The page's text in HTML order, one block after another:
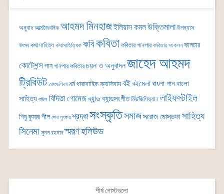
অনুবাদ আত্মজৈবনিক আহমদ মিনহাজইলিয়াস কমলউক্তিমালা উপন্যাস
উৎসব কথাসাহিত্য কথাসাহিত্যিক কবিকবিতা কবিতার গানপার কবিতার সংকলন কালচার
কোটেশন্সগান গানপার কবিতার চয়ন ও অনুবাদনজাহেদ আহমদ
ট্রিবিউট তাৎক্ষণিকা ধর্ম ধারাবাহিকফ্যাসিবাদবইবইমেলাবাংলা গানবাংলা
সাহিত্য বাউল বিদিতা গোমেজব্যান্ডব্যান্ডসংগীত মিউজিশিয়্যান লাইফস্টাইল
শিবু কুমার শীল শেখ লুৎফর শ্রদ্ধাসংস্কৃতিসমাজসরোজ মোস্তফাসাহিত্য
সিনেমা সুমন রহমান স্মরণহলিউড
শীর্ষ পোস্টগুলো